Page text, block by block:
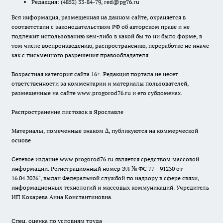
Редакция: (4852) 33-84-79, red@pg76.ru
Вся информация, размещенная на данном сайте, охраняется в
соответствии с законодательством РФ об авторском праве и не
подлежит использованию кем-либо в какой бы то ни было форме, в
том числе воспроизведению, распространению, переработке не иначе
как с письменного разрешения правообладателя.
Возрастная категория сайта 16+. Редакция портала не несет
ответственности за комментарии и материалы пользователей,
размещенные на сайте www.progorod76.ru и его субдоменах.
Распространение листовок в Ярославле
Материалы, помеченные знаком ∆, публикуются на коммерческой
основе
Сетевое издание www.progorod76.ru является средством массовой
информации. Регистрационный номер ЭЛ № ФС 77 - 91230 от
16.04.2026", выдан Федеральной службой по надзору в сфере связи,
информационных технологий и массовых коммуникаций. Учредитель
ИП Кокарева Анна Константиновна.
Спец. оценка по условиям труда